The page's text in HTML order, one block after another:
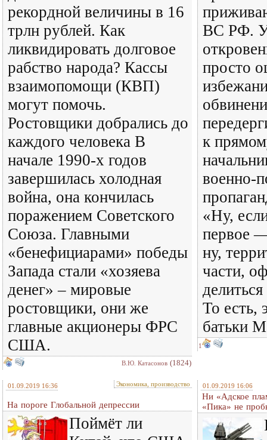
рекордной величины в 16
трлн рублей. Как
ликвидировать долговое
рабство народа? Кассы
взаимопомощи (КВП)
могут помочь.
Ростовщики добрались до
каждого человека В
начале 1990-х годов
завершилась холодная
война, она кончилась
поражением Советского
Союза. Главными
«бенефициарами» победы
Запада стали «хозяева
денег» – мировые
ростовщики, они же
главные акционеры ФРС
США.
В.Ю. Катасонов (1824)
ВС РФ.
просто
к
военно-
«Ну,
первое
ну,
части,
То есть,
батьки
1
01.09.2019 16:36 Экономика, производство
На пороге Глобальной депрессии
Поймёт ли
01.09.2019 16:06
Ни «Адское
«Пика» не